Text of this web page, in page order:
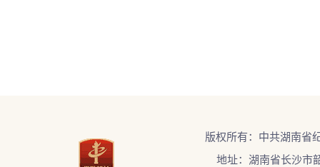
版权所有：中共湖南省
地址：湖南省长沙市